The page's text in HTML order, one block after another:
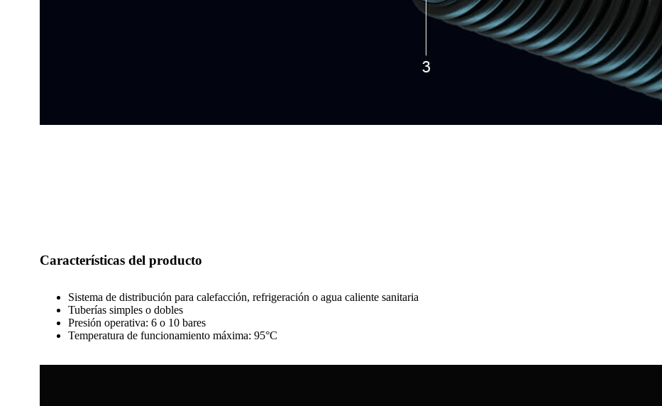
Características del producto
Sistema de distribución para calefacción, refrigeración o agua caliente sanitaria
Tuberías simples o dobles
Presión operativa: 6 o 10 bares
Temperatura de funcionamiento máxima: 95°C